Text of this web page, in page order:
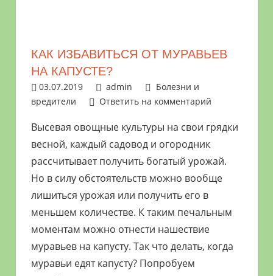
Поможем
обустройстве
дачного
участка
выращивании
богатого
урожая.
КАК ИЗБАВИТЬСЯ ОТ МУРАВЬЕВ
НА КАПУСТЕ?
03.07.2019 admin
Болезни и
вредители
Ответить на комментарий
Высевая овощные культуры на свои грядки
весной, каждый садовод и огородник
рассчитывает получить богатый урожай.
Но в силу обстоятельств можно вообще
лишиться урожая или получить его в
меньшем количестве. К таким печальным
моментам можно отнести нашествие
муравьев на капусту. Так что делать, когда
муравьи едят капусту? Попробуем